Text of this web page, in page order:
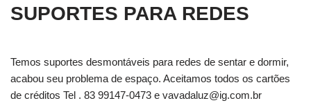
SUPORTES PARA REDES
Temos suportes desmontáveis para redes de sentar e dormir,
acabou seu problema de espaço. Aceitamos todos os cartões
de créditos Tel . 83 99147-0473 e vavadaluz@ig.com.br